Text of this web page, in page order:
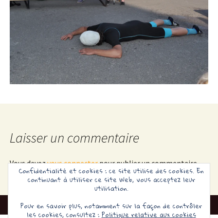
Laisser un commentaire
Vous devezvous connecterpour publier un commentaire.
Confidentialité et cookies : ce site utilise des cookies. En
continuant à utiliser ce site Web, vous acceptez leur
utilisation.
Pour en savoir plus, notamment sur la façon de contrôler
les cookies, consultez :Politique relative aux cookies